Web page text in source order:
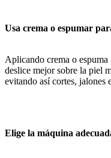
Usa crema o espumar
Aplicando crema o espuma
deslice mejor sobre la piel
evitando así cortes, jalones
Elige la máquina